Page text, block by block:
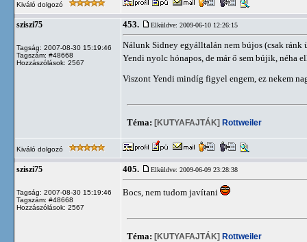
Kiváló dolgozó
sziszi75
Tagság: 2007-08-30 15:19:46
Tagszám: #48668
Hozzászólások: 2567
453. Elküldve: 2009-06-10 12:26:15
Nálunk Sidney egyálltalán nem bújos (csak
Yendi nyolc hónapos, de már ő sem bújik, néha
Viszont Yendi mindíg figyel engem, ez nekem
Téma: [KUTYAFAJTÁK] Rottweiler
Kiváló dolgozó
sziszi75
Tagság: 2007-08-30 15:19:46
Tagszám: #48668
Hozzászólások: 2567
405. Elküldve: 2009-06-09 23:28:38
Bocs, nem tudom javítani
Téma: [KUTYAFAJTÁK] Rottweiler